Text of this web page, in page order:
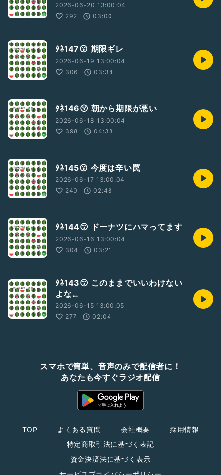
2026-06-20 13:00:04
292
03:00
ﾀﾈ147😗 期限ギレ
2026-06-19 13:00:04
306
03:34
ﾀﾈ146😗 朝から期限が悪い
2026-06-18 13:00:04
398
04:38
ﾀﾈ145😗 今度は辛い罠
2026-06-17 13:00:04
240
02:48
ﾀﾈ144😗 ドーナツにハマってます
2026-06-16 13:00:04
304
03:21
ﾀﾈ143😗 このままでいいわけない
よな…
2026-06-15 13:00:05
277
02:04
スマホで簡単、音声のみで配信者に！
あなたも今すぐラジオ配信
TOP よくある質問 会社概要
採用情報
特定商取引法に基づく表記
資金決済法に基づく表示